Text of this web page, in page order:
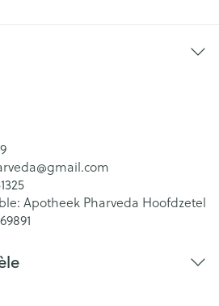
gmail.com
Apotheek Pharveda Hoofdzetel